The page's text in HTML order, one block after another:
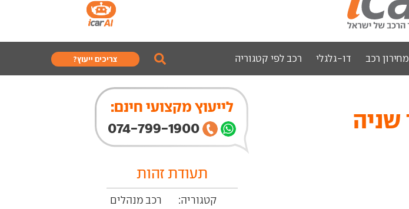
מחירון רכב דו-גלגלי רכב לפי קטגוריה צריכים ייעוץ?
לייעוץ מקצועי חינם:
תעודת זהות
קטגוריה:
רכב מנהלים